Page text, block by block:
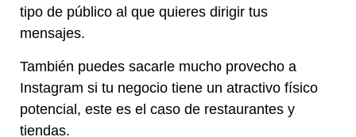
tipo de público al que quieres dirigir tus
mensajes.
También puedes sacarle mucho provecho a
Instagram si tu negocio tiene un atractivo físico
potencial, este es el caso de restaurantes y
tiendas.